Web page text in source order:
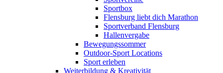
Sportbox
Flensburg liebt dich Marathon
Sportverband Flensburg
Hallenvergabe
Bewegungssommer
Outdoor-Sport Locations
Sport erleben
Weiterbildung & Kreativität